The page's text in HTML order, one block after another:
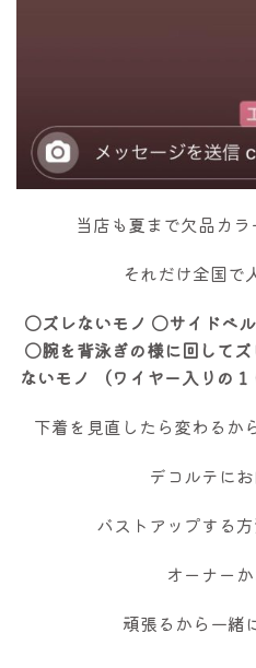
当店も夏まで欠品カ
それだけ全国で
〇ズレないモノ 〇サイドベ
〇腕を背泳ぎの様に回してズ
ないモノ
（ワイヤー入りの
下着を見直したら変わる
デコルテに
バストアップする
オーナー
頑張るから一緒